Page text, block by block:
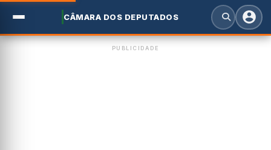
CÂMARA DOS DEPUTADOS
PUBLICIDADE